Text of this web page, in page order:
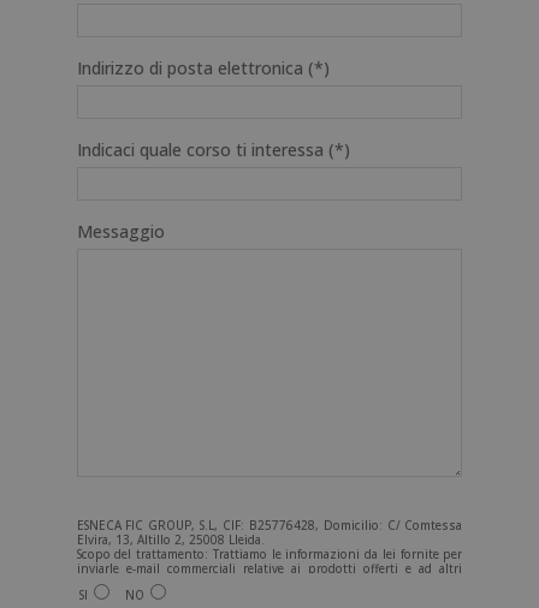
Indirizzo di posta elettronica (*)
Indicaci quale corso ti interessa (*)
Messaggio
ESNECA FIC GROUP, S.L, CIF: B25776428, Domicilio: C/ Comtessa
Elvira, 13, Altillo 2, 25008 Lleida.
Scopo del trattamento: Trattiamo le informazioni da lei fornite per
inviarle e-mail commerciali relative ai prodotti offerti e ad altri
prodotti che potrebbero interessarla. Legittimazione del
trattamento: Consenso dell'interessato. Diritti: Può esercitare i
SI NO